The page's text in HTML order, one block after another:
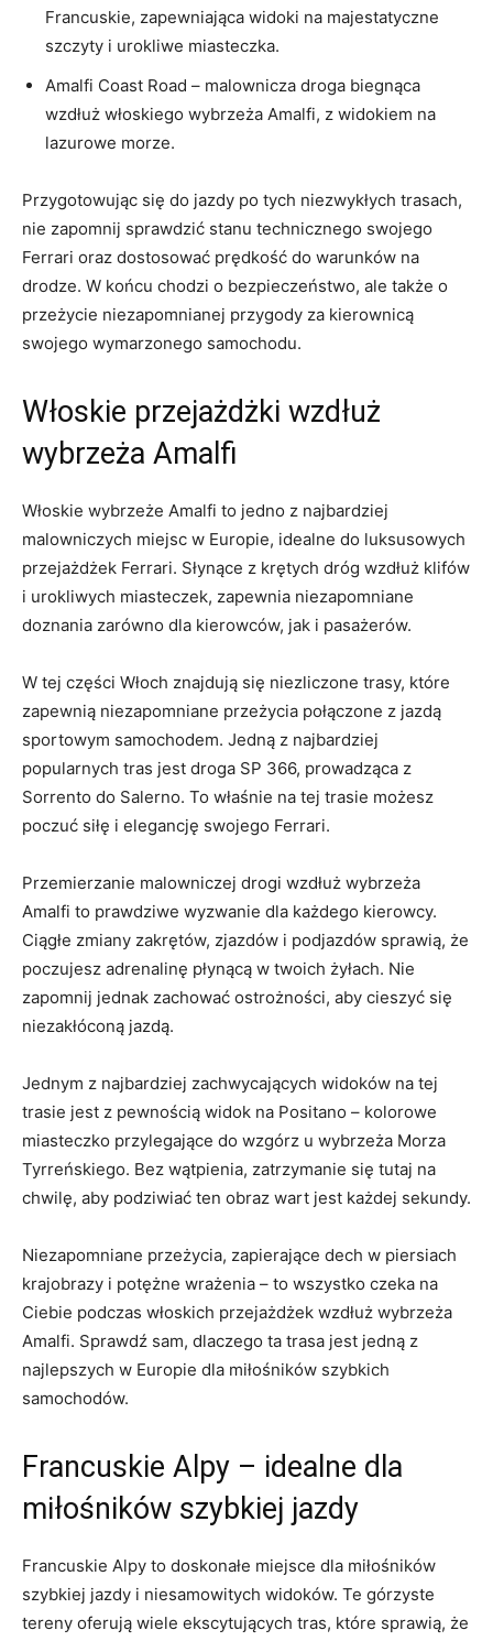
Francuskie, zapewniająca widoki na majestatyczne‌
szczyty i ⁢urokliwe miasteczka.
Amalfi Coast Road ⁢– malownicza droga biegnąca
wzdłuż włoskiego wybrzeża Amalfi, z⁤ widokiem ‍na
lazurowe morze.
Przygotowując się do jazdy⁢ po tych niezwykłych⁤ trasach,
nie zapomnij sprawdzić ⁤stanu​ technicznego swojego
Ferrari oraz⁤ dostosować prędkość do warunków na
drodze. W końcu⁣ chodzi⁣ o bezpieczeństwo,⁣ ale ⁣także⁤ o
przeżycie niezapomnianej przygody za kierownicą
swojego wymarzonego samochodu.
Włoskie przejażdżki wzdłuż​
wybrzeża Amalfi
Włoskie​ wybrzeże Amalfi to ‍jedno z najbardziej
malowniczych ​miejsc ⁢w Europie, idealne do luksusowych
przejażdżek Ferrari. ⁣Słynące z krętych dróg wzdłuż​ klifów
⁤i urokliwych miasteczek, ⁤zapewnia niezapomniane
doznania zarówno‌ dla kierowców, jak i pasażerów.
W ⁣tej części Włoch znajdują się niezliczone trasy, które‌
zapewnią ⁢niezapomniane⁢ przeżycia połączone z jazdą
sportowym⁢ samochodem. Jedną z najbardziej
popularnych tras ⁣jest droga SP 366,​ prowadząca‍ z
Sorrento do Salerno.​ To właśnie na ‌tej trasie ⁤możesz
poczuć siłę ‌i⁤ elegancję⁣ swojego Ferrari.
Przemierzanie malowniczej drogi⁣ wzdłuż⁣ wybrzeża
Amalfi to prawdziwe wyzwanie dla każdego​ kierowcy.
Ciągłe⁣ zmiany zakrętów, zjazdów i podjazdów sprawią, że‍
poczujesz adrenalinę płynącą w twoich​ żyłach. Nie
zapomnij jednak zachować ostrożności, ‍aby cieszyć się
niezakłóconą jazdą.
Jednym z najbardziej zachwycających widoków na tej​
trasie jest z pewnością ‍widok na ⁣Positano ⁤– kolorowe
miasteczko przylegające do wzgórz u wybrzeża Morza
Tyrreńskiego. Bez wątpienia, zatrzymanie ⁣się tutaj na
chwilę, aby ⁢podziwiać ten obraz wart​ jest ⁣każdej sekundy.
Niezapomniane przeżycia, zapierające ​dech w piersiach⁢
krajobrazy i potężne‍ wrażenia⁢ – to⁢ wszystko ​czeka na
Ciebie podczas włoskich ‌przejażdżek ⁤wzdłuż wybrzeża
Amalfi. Sprawdź​ sam, dlaczego ta trasa jest jedną z‍
najlepszych w Europie dla miłośników szybkich
samochodów.
Francuskie Alpy – idealne ⁢dla
miłośników szybkiej jazdy
Francuskie Alpy‌ to⁣ doskonałe miejsce⁢ dla miłośników
szybkiej jazdy i ⁢niesamowitych widoków. Te ‍górzyste
tereny‍ oferują wiele​ ekscytujących tras, które sprawią, że